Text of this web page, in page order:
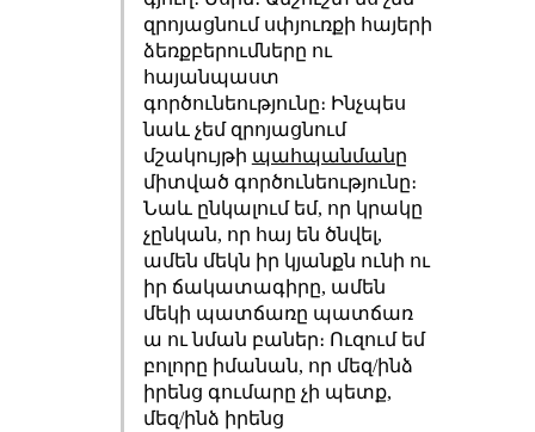
զրոյացնում սփյուռքի հայերի
ձեռքբերումները ու
հայանպաստ
գործունեությունը։ Ինչպես
նաև չեմ զրոյացնում
մշակույթի պահպանմանը
միտված գործունեությունը։
Նաև ընկալում եմ, որ կրակը
չընկան, որ հայ են ծնվել,
ամեն մեկն իր կյանքն ունի ու
իր ճակատագիրը, ամեն
մեկի պատճառը պատճառ
ա ու նման բաներ։ Ուզում եմ
բոլորը իմանան, որ մեզ/ինձ
իրենց գումարը չի պետք,
մեզ/ինձ իրենց